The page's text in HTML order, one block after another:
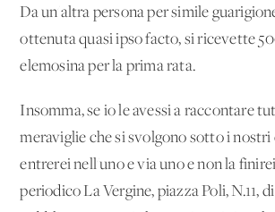
Da un'altra persona per simile
ottenuta quasi ipso facto, si ricevette
elemosina per la prima rata.
Insomma, se io le avessi a raccontare
meraviglie che si svolgono sotto i nostri
entrerei nell'uno e via uno e non la
periodico La Vergine, piazza Poli, N.11,